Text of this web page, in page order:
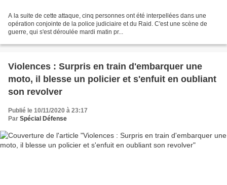
A la suite de cette attaque, cinq personnes ont été interpellées dans une
opération conjointe de la police judiciaire et du Raid. C'est une scène de
guerre, qui s'est déroulée mardi matin pr...
Violences : Surpris en train d'embarquer une
moto, il blesse un policier et s'enfuit en oubliant
son revolver
Publié le 10/11/2020 à 23:17
Par Spécial Défense